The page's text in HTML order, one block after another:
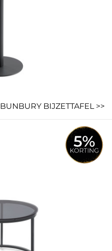
BUNBURY BIJZETTAFEL >>